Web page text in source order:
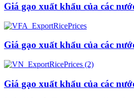
Giá gạo xuất khẩu của các
Giá gạo xuất khẩu của các
Giá gạo xuất khẩu của các